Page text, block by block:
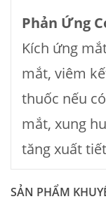
Phản Ứng
Kích ứng
mắt, viêm
thuốc nếu
mắt, xung
tăng xuất
SẢN PHẨM